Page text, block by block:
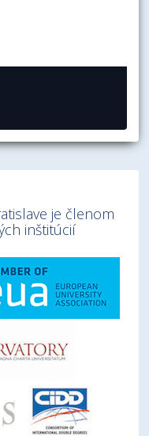
je členom
inštitúcií